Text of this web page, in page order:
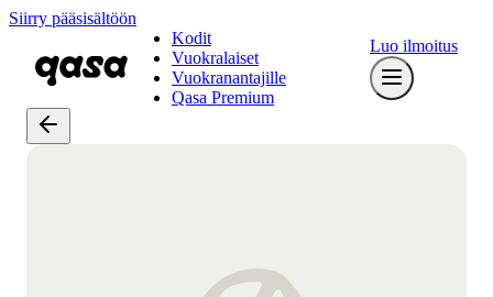
Siirry pääsisältöön
Kodit
Vuokralaiset
Vuokranantajille
Qasa Premium
Luo ilmoitus